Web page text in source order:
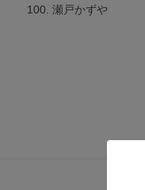
100. 瀬戸かずや